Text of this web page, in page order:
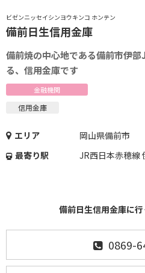
ビゼンニッセイシンヨウキンコ ホンテン
備前日生信用金庫
備前焼の中心地である備前市伊
る、信用金庫です
金融機関
信用金庫
エリア
岡山県備前市
最寄り駅
JR西日本赤穂線
備前日生信用金庫に行
0869-